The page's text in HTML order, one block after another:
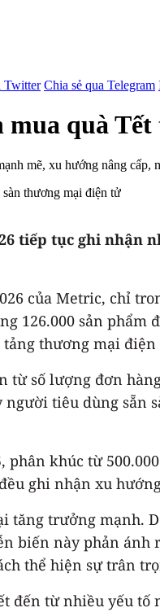
Twitter Chia sẻ qua Telegram
quà
mẽ, xu hướng nâng cấp,
tiếp tục ghi
của Metric, chỉ
126.000 sản
thương mại điện
số lượng đơn
người tiêu dùng
phân khúc từ
ghi nhận xu
trưởng mạnh.
biến này phản
thể hiện sự trân
đến từ nhiều yếu